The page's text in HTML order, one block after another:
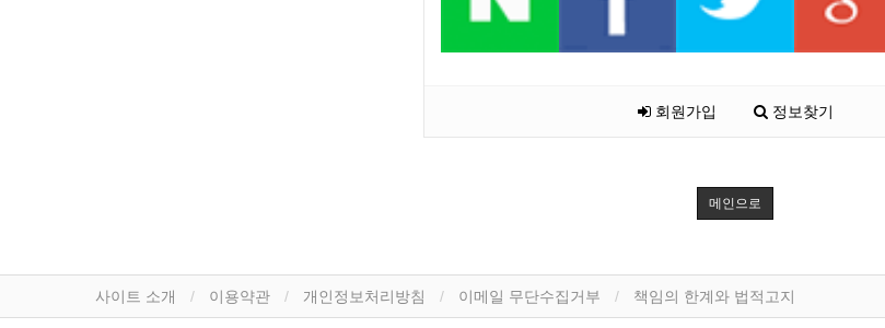
회원가입 정보찾기
메인으로
사이트 소개 이용약관 개인정보처리방침 이메일 무단수집거부 책임의 한계와 법적고지